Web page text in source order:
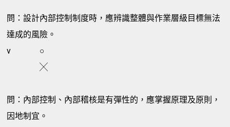
問：設計內部控制制度時，應辨識整體與作業層級目標無法
達成的風險。
v
○
╳
問：內部控制、內部稽核是有彈性的，應掌握原理及原則，
因地制宜。